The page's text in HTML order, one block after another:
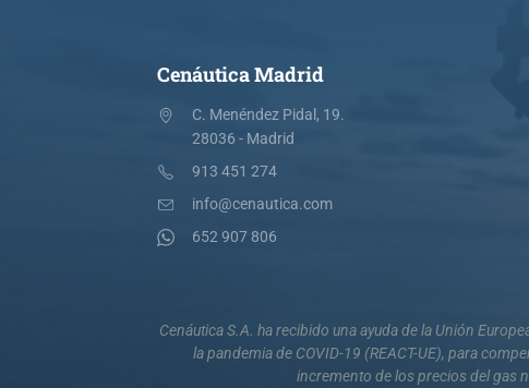
Cenáutica Madrid
C. Menéndez Pidal, 19.
28036 - Madrid
913 451 274
info@cenautica.com
652 907 806
Cenáutica S.A. ha recibido una ayuda de la Unión
la pandemia de COVID-19 (REACT-UE), para
incremento de los precios del gas